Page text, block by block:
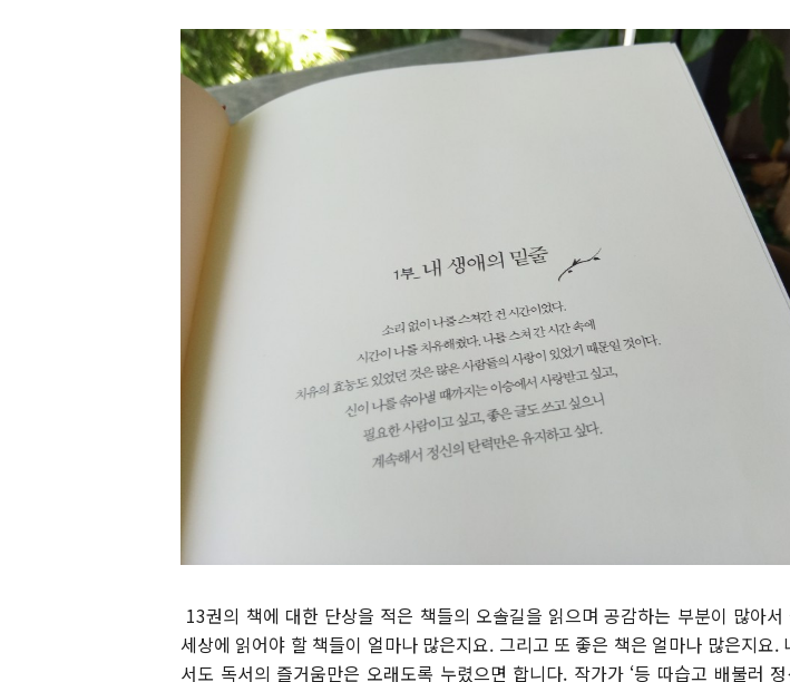
13권의 책에 대한 단상을 적은 책들의 오솔길을 읽으며 공감하는 부분이 많아서
세상에 읽어야 할 책들이 얼마나 많은지요. 그리고 또 좋은 책은 얼마나 많은지요.
서도 독서의 즐거움만은 오래도록 누렸으면 합니다. 작가가 ‘등 따습고 배불러